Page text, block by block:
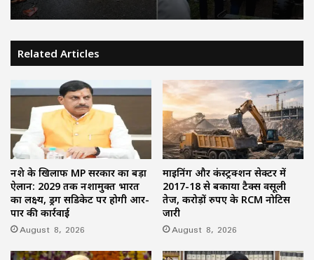
Related Articles
नशे के खिलाफ MP सरकार का बड़ा
ऐलान: 2029 तक नशामुक्त भारत
का लक्ष्य, ड्रग सिंडिकेट पर होगी आर-
पार की कार्रवाई
August 8, 2026
माइनिंग और कंस्ट्रक्शन सेक्टर में
2017-18 से बकाया टैक्स वसूली
तेज, करोड़ों रुपए के RCM नोटिस
जारी
August 8, 2026